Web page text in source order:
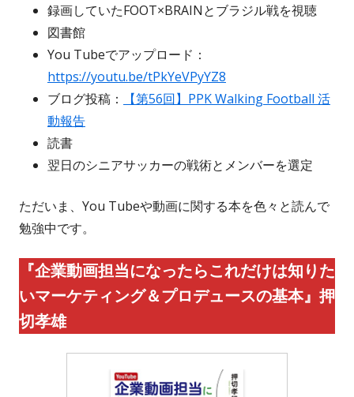
録画していたFOOT×BRAINとブラジル戦を視聴
図書館
You Tubeでアップロード：
https://youtu.be/tPkYeVPyYZ8
ブログ投稿：
【第56回】PPK Walking Football 活
動報告
読書
翌日のシニアサッカーの戦術とメンバーを選定
ただいま、You Tubeや動画に関する本を色々と読んで
勉強中です。
『企業動画担当になったらこれだけは知りた
いマーケティング＆プロデュースの基本』押
切孝雄